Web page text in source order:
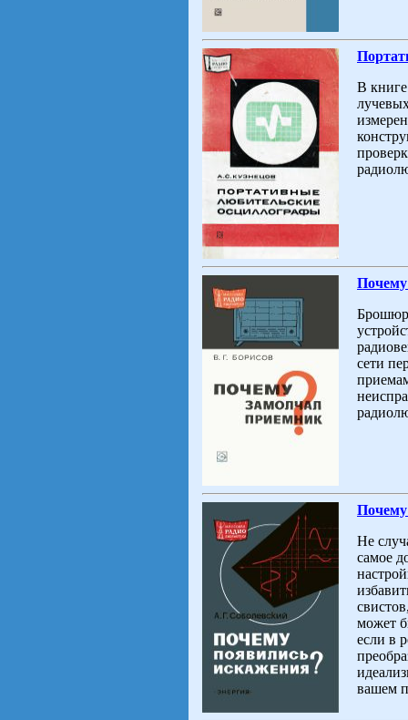
В
Почему
сети
Почему
Не
самое
может
если в
вашем